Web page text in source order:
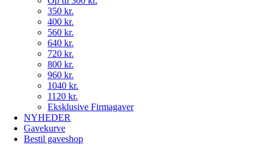
350 kr.
400 kr.
560 kr.
640 kr.
720 kr.
800 kr.
960 kr.
1040 kr.
1120 kr.
Eksklusive Firmagaver
NYHEDER
Gavekurve
Bestil gaveshop